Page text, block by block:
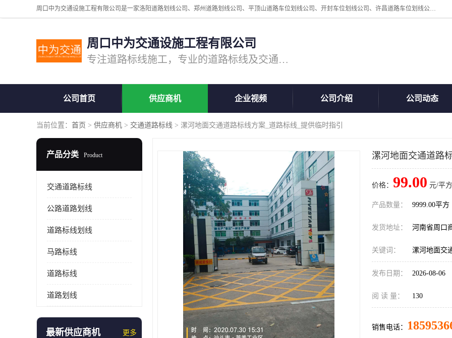
周口中为交通设施工程有限公司是一家洛阳道路划线公司、郑州道路划线公司、平顶山道路车位划线公司、开封车位划线公司、许昌道路车位划线公司、漯河道路车位划线公司，公司始终坚持“诚信、匠心、专注”的宗旨；我们的经营理念是：的服务。
周口中为交通设施工程有限公司
专注道路标线施工，专业的道路标线及交通设施施工服务商!
公司首页 供应商机 企业视频 公司介绍 公司动态
当前位置： 首页 > 供应商机 > 交通道路标线 > 漯河地面交通道路标线方案_道路标线_提供临时指引
产品分类 Product
交通道路标线
公路道路划线
道路标线划线
马路标线
道路标线
道路划线
最新供应商机 更多
漯河地面交通道路
价格： 99.00 元/平
产品数量： 9999.00平方
发货地址： 河南省周口
关键词： 漯河地面交
发布日期： 2026-08-06
阅 读 量： 130
销售电话：